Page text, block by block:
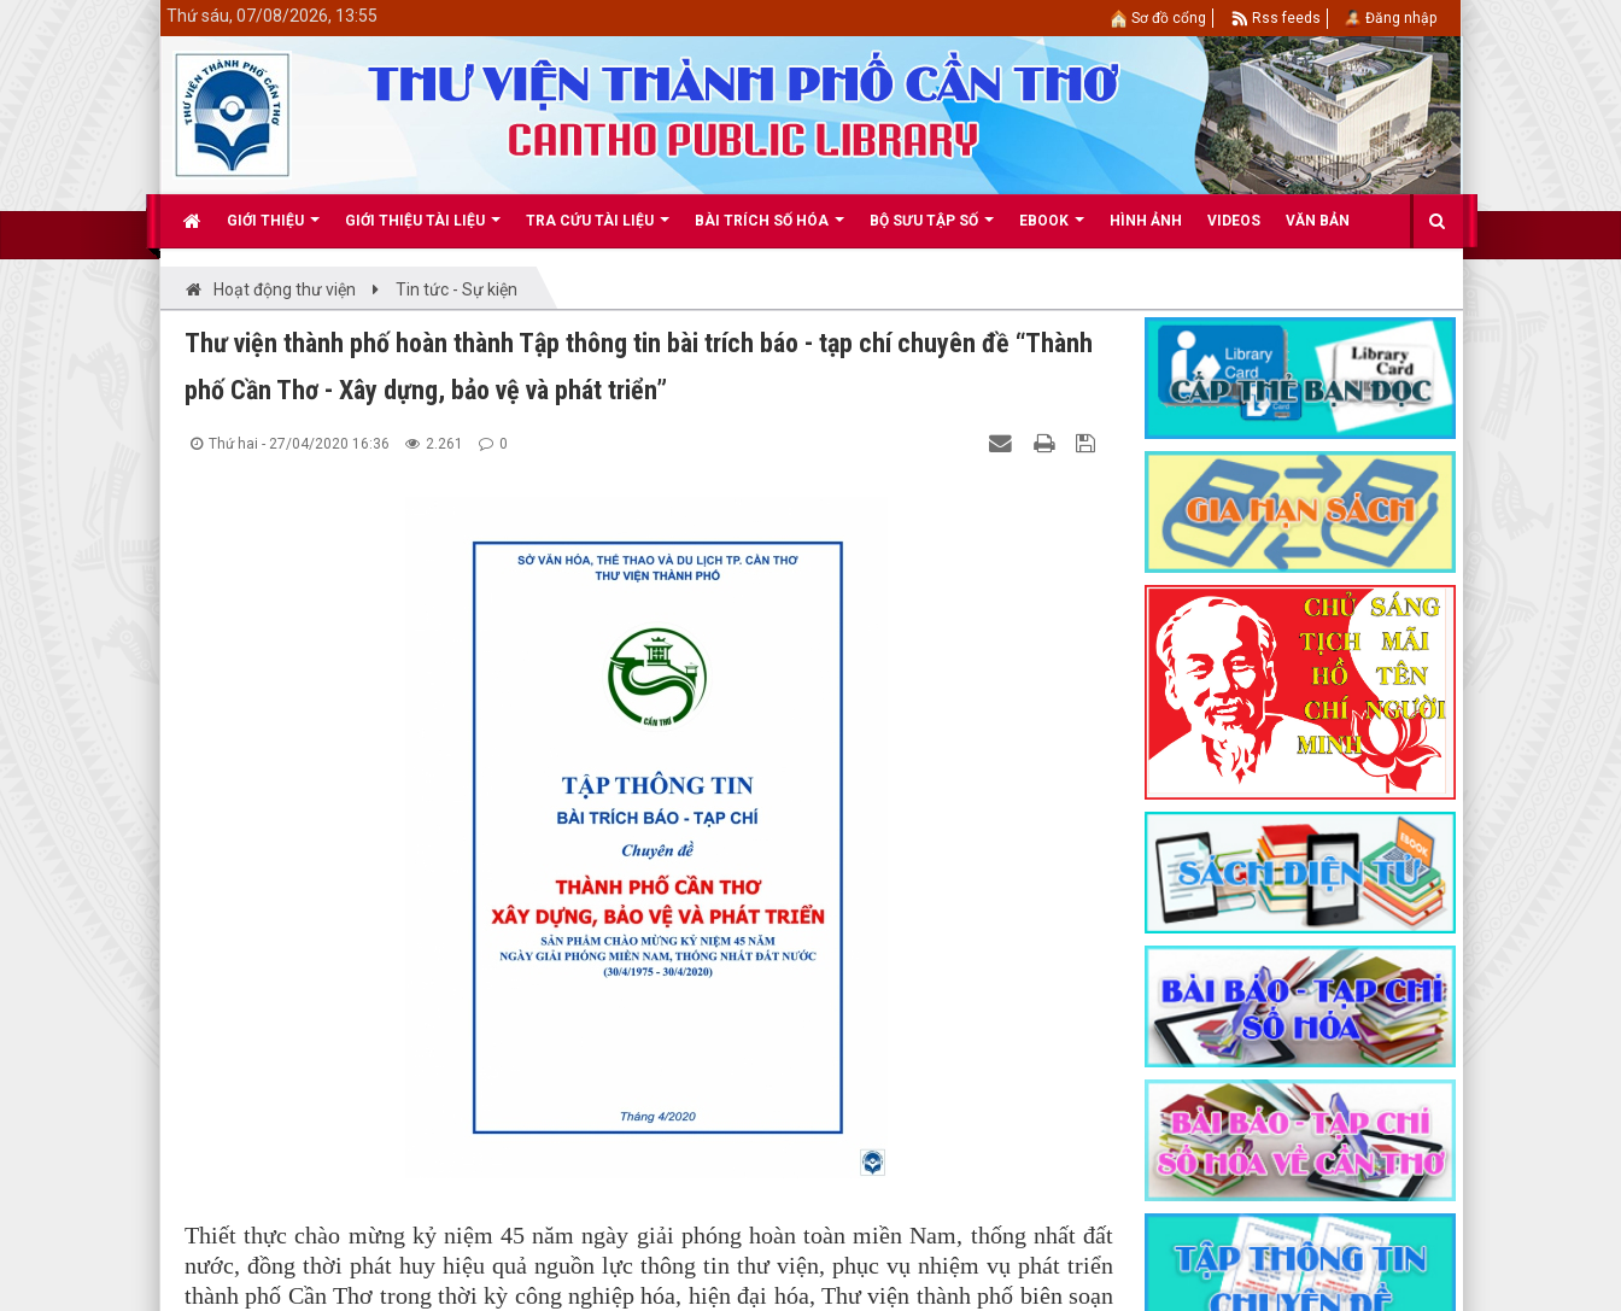
GIỚI THIỆU GIỚI THIỆU TÀI LIỆU TRA CỨU TÀI LIỆU BÀI TRÍCH SỐ HÓA BỘ SƯU TẬP SỐ EBOOK HÌNH ẢNH VIDEOS VĂN BẢN
Thứ sáu, 07/08/2026, 13:55 Sơ đồ cổng Rss feeds Đăng nhập
Hoạt động thư viện Tin tức - Sự kiện
Thư viện thành phố hoàn thành Tập thông tin bài trích báo - tạp chí chuyên đề “Thành
phố Cần Thơ - Xây dựng, bảo vệ và phát triển”
Thứ hai - 27/04/2020 16:36 2.261 0
Thiết thực chào mừng kỷ niệm 45 năm ngày giải phóng hoàn toàn miền Nam, thống nhất đất
nước, đồng thời phát huy hiệu quả nguồn lực thông tin thư viện, phục vụ nhiệm vụ phát triển
thành phố Cần Thơ trong thời kỳ công nghiệp hóa, hiện đại hóa, Thư viện thành phố biên soạn